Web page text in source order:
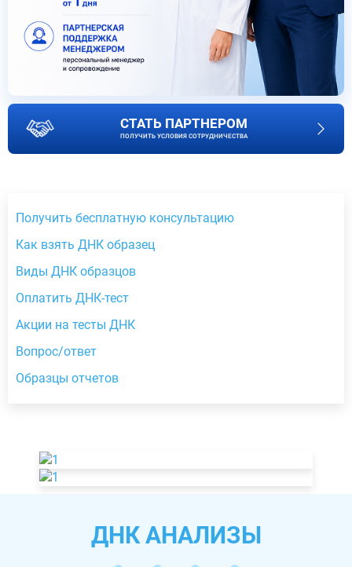
СТАТЬ ПАРТНЕРОМ
ПОЛУЧИТЬ УСЛОВИЯ СОТРУДНИЧЕСТВА
Получить бесплатную консультацию
Как взять ДНК образец
Виды ДНК образцов
Оплатить ДНК-тест
Акции на тесты ДНК
Вопрос/ответ
Образцы отчетов
ДНК АНАЛИЗЫ